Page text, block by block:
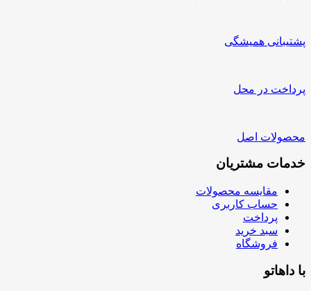
پشتیبانی همیشگی
پرداخت در محل
محصولات اصل
خدمات مشتریان
مقایسه محصولات
حساب کاربری
پرداخت
سبد خرید
فروشگاه
با داهاتو